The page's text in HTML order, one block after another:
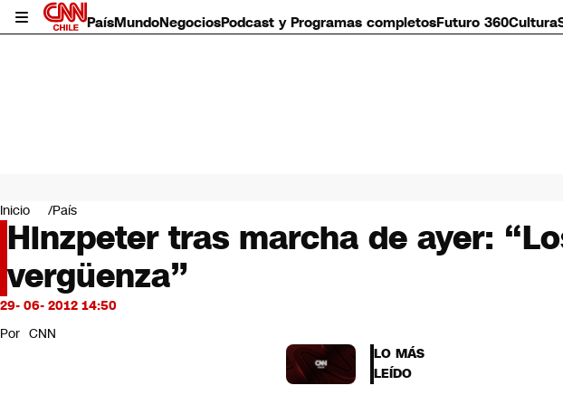
PaísMundoNegociosPodcast y Programas completosFuturo 360Cultura
Mundo
Negocios
Deportes
Programas completos
Cultura
Servicios
Bits
CNN Data
Inicio País
Hinzpeter tras marcha de ayer:
vergüenza”
29- 06- 2012 14:50
Por CNN
LO MÁS
LEÍDO